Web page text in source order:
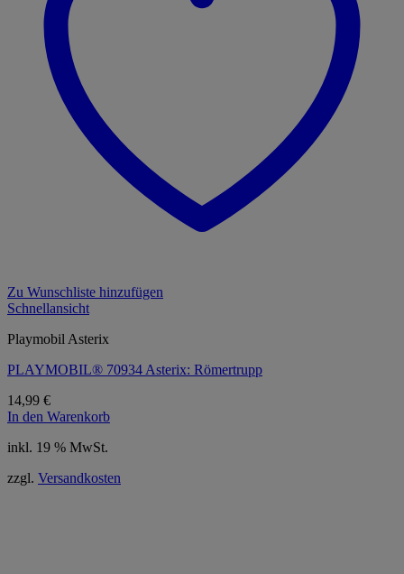
Zu Wunschliste hinzufügen
Schnellansicht
Playmobil Asterix
PLAYMOBIL® 70934 Asterix: Römertrupp
14,99 €
In den Warenkorb
inkl. 19 % MwSt.
zzgl. Versandkosten